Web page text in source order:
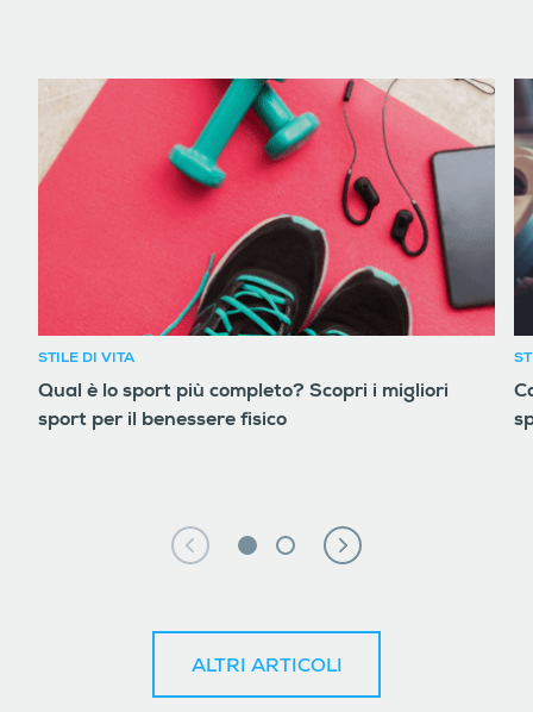
STILE DI VITA
Qual è lo sport più completo? Scopri i migliori
sport per il benessere fisico
ALTRI ARTICOLI